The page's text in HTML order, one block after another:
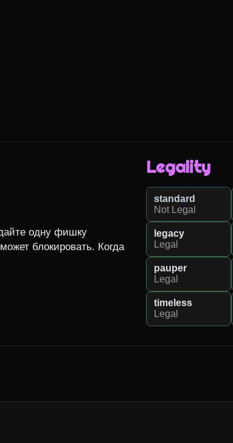
одну фишку
блокировать. Когда
Legality
standard
Not Legal
legacy
Legal
pauper
Legal
timeless
Legal